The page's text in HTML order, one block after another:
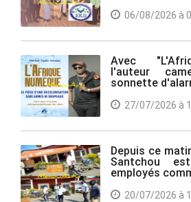
06/08/2026 à
Avec
l'auteur
sonnette
27/07/2026 à
Depuis ce
Santchou
employés
20/07/2026 à